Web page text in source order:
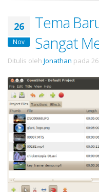
26
Nov
Tema
Sangat
Ditulis oleh Jonathan pada